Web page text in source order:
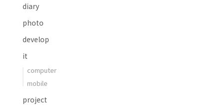
diary
photo
develop
it
computer
mobile
project